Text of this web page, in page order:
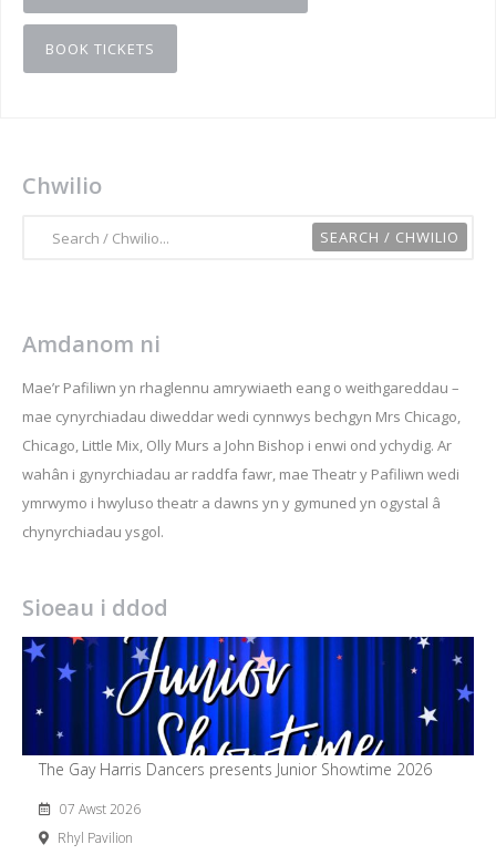
BOOK TICKETS
Chwilio
Amdanom ni
Mae’r Pafiliwn yn rhaglennu amrywiaeth eang o weithgareddau –
mae cynyrchiadau diweddar wedi cynnwys bechgyn Mrs Chicago,
Chicago, Little Mix, Olly Murs a John Bishop i enwi ond ychydig. Ar
wahân i gynyrchiadau ar raddfa fawr, mae Theatr y Pafiliwn wedi
ymrwymo i hwyluso theatr a dawns yn y gymuned yn ogystal â
chynyrchiadau ysgol.
Sioeau i ddod
The Gay Harris Dancers presents Junior Showtime 2026
07 Awst 2026
Rhyl Pavilion